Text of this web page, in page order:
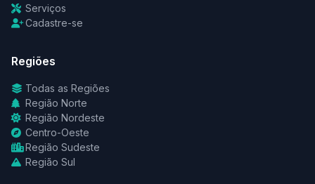
Serviços
Cadastre-se
Regiões
Todas as Regiões
Região Norte
Região Nordeste
Centro-Oeste
Região Sudeste
Região Sul